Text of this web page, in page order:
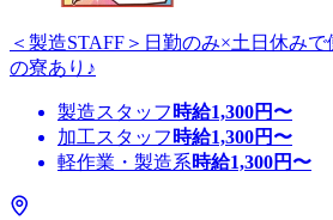
＜製造STAFF＞日勤のみ×土日休み
の寮あり♪
製造スタッフ 時給1,300円〜
加工スタッフ 時給1,300円〜
軽作業・製造系時給1,300円〜